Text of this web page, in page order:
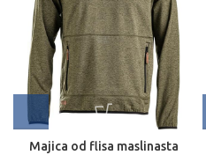
Majica od flisa maslinasta